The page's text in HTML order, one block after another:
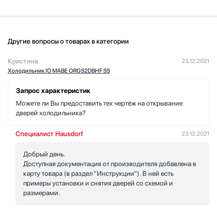
Другие вопросы о товарах в категории
Кристина
Холодильник IO MABE ORGS2DBHF SS
23.12.2021
Запрос характеристик
Можете ли Вы предоставить тех чертёж на открывание
дверей холодильника?
Специалист Hausdorf 23.12.2021
Добрый день.
Доступная документация от производителя добавлена в
карту товара (в раздел "Инструкции"). В ней есть
примеры установки и снятия дверей со схемой и
размерами.